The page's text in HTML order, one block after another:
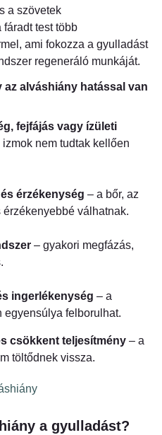
a szövetek
test több
ami fokozza a gyulladást
regeneráló munkáját.
alváshiány hatással van
fejfájás vagy ízületi
nem tudtak kellően
érzékenység – a bőr, az
válhatnak.
– gyakori megfázás,
ingerlékenység – a
egyensúlya felborulhat.
csökkent teljesítmény – a
töltődnek vissza.
a gyulladást?